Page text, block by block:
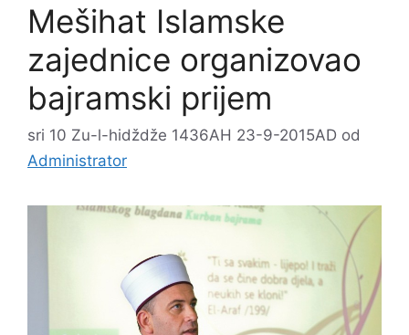
Mešihat Islamske
zajednice organizovao
bajramski prijem
sri 10 Zu-l-hidždže 1436AH 23-9-2015AD od
Administrator